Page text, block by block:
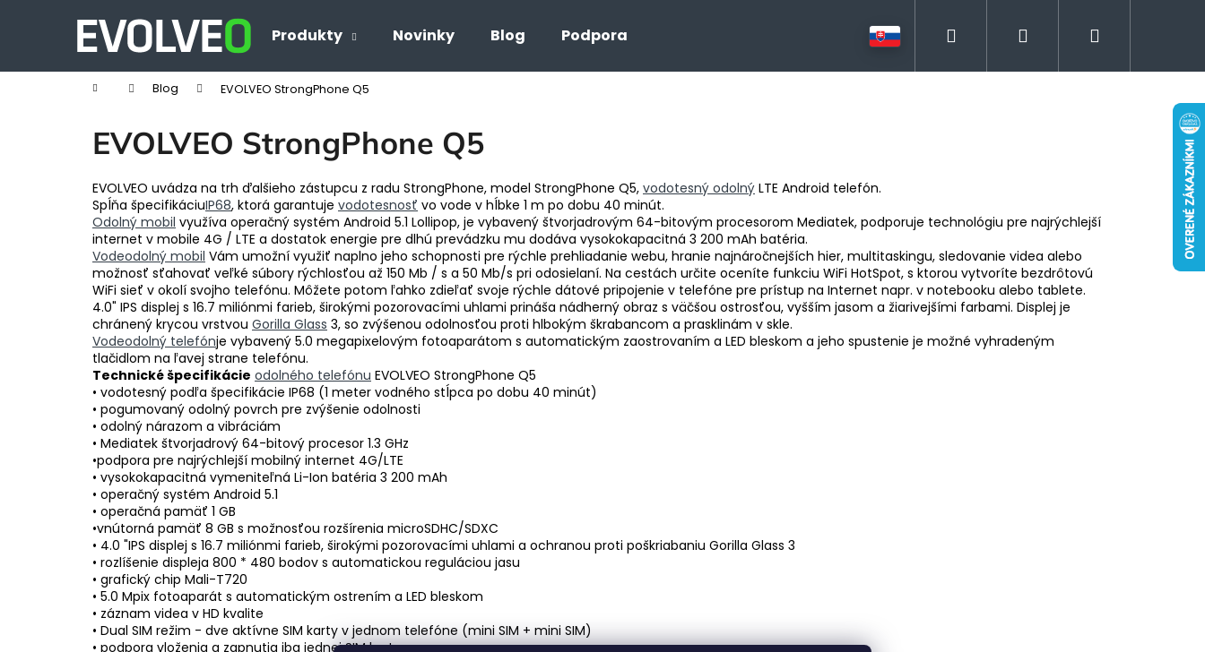
Produkty Novinky Blog Podpora Hľadať Prihlásenie
Domov Blog EVOLVEO StrongPhone Q5
EVOLVEO StrongPhone Q5
EVOLVEO uvádza na trh ďalšieho zástupcu z radu StrongPhone, model StrongPhone Q5, vodotesný odolný LTE Android telefón.
Spĺňa špecifikáciuIP68, ktorá garantuje vodotesnosť vo vode v hĺbke 1 m po dobu 40 minút.
Odolný mobil využíva operačný systém Android 5.1 Lollipop, je vybavený štvorjadrovým 64-bitovým procesorom Mediatek, podporuje technológiu pre najrýchlejší
internet v mobile 4G / LTE a dostatok energie pre dlhú prevádzku mu dodáva vysokokapacitná 3 200 mAh batéria.
Vodeodolný mobil Vám umožní využiť naplno jeho schopnosti pre rýchle prehliadanie webu, hranie najnáročnejších hier, multitaskingu, sledovanie videa alebo
možnosť sťahovať veľké súbory rýchlosťou až 150 Mb / s a 50 Mb/s pri odosielaní. Na cestách určite oceníte funkciu WiFi HotSpot, s ktorou vytvoríte bezdrôtovú
WiFi sieť v okolí svojho telefónu. Môžete potom ľahko zdieľať svoje rýchle dátové pripojenie v telefóne pre prístup na Internet napr. v notebooku alebo tablete.
4.0" IPS displej s 16.7 miliónmi farieb, širokými pozorovacími uhlami prináša nádherný obraz s väčšou ostrosťou, vyšším jasom a žiarivejšími farbami. Displej je
chránený krycou vrstvou Gorilla Glass 3, so zvýšenou odolnosťou proti hlbokým škrabancom a prasklinám v skle.
Vodeodolný telefónje vybavený 5.0 megapixelovým fotoaparátom s automatickým zaostrovaním a LED bleskom a jeho spustenie je možné vyhradeným
tlačidlom na ľavej strane telefónu.
Technické špecifikácie odolného telefónu EVOLVEO StrongPhone Q5
• vodotesný podľa špecifikácie IP68 (1 meter vodného stĺpca po dobu 40 minút)
• pogumovaný odolný povrch pre zvýšenie odolnosti
• odolný nárazom a vibráciám
• Mediatek štvorjadrový 64-bitový procesor 1.3 GHz
•podpora pre najrýchlejší mobilný internet 4G/LTE
• vysokokapacitná vymeniteľná Li-Ion batéria 3 200 mAh
• operačný systém Android 5.1
• operačná pamäť 1 GB
•vnútorná pamäť 8 GB s možnosťou rozšírenia microSDHC/SDXC
• 4.0 "IPS displej s 16.7 miliónmi farieb, širokými pozorovacími uhlami a ochranou proti poškriabaniu Gorilla Glass 3
• rozlíšenie displeja 800 * 480 bodov s automatickou reguláciou jasu
• grafický chip Mali-T720
• 5.0 Mpix fotoaparát s automatickým ostrením a LED bleskom
• záznam videa v HD kvalite
• Dual SIM režim - dve aktívne SIM karty v jednom telefóne (mini SIM + mini SIM)
• podpora vloženia a zapnutia iba jednej SIM karty
í
Späť
obchodu
Späť
obchodu